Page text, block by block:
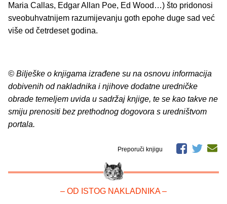
Maria Callas, Edgar Allan Poe, Ed Wood…) što pridonosi
sveobuhvatnijem razumijevanju goth epohe duge sad već
više od četrdeset godina.
© Bilješke o knjigama izrađene su na osnovu informacija
dobivenih od nakladnika i njihove dodatne uredničke
obrade temeljem uvida u sadržaj knjige, te se kao takve ne
smiju prenositi bez prethodnog dogovora s uredništvom
portala.
Preporuči knjigu
– OD ISTOG NAKLADNIKA –